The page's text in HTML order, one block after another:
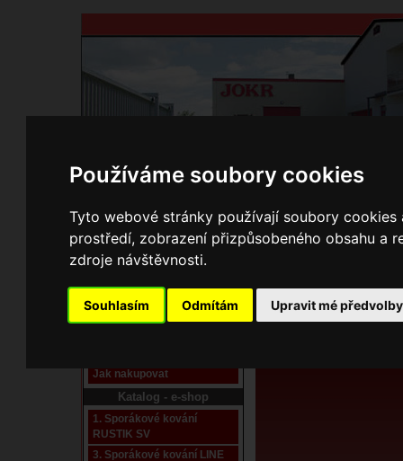
Používáme soubory cookies
Tyto webové stránky používají soubory
prostředí, zobrazení přizpůsobeného obsahu a
zdroje návštěvnosti.
Souhlasím Odmítám Upravit mé předvolby
Domů Kontakty Přihlášení Ke
Pracoviště laser
Nové pracoviště firmy
Jak nakupovat
Katalog - e-shop
1. Sporákové kování
RUSTIK SV
3. Sporákové kování LINE
E-shop JOKR
06170140